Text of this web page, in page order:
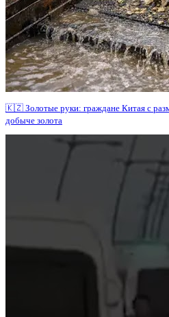
🇰🇿 Золотые руки: граждане Китая с
добыче золота